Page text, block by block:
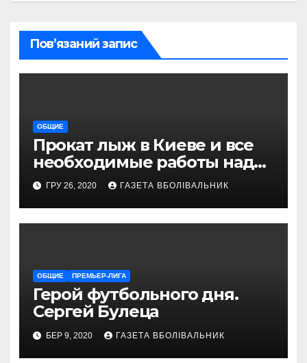
Пов’язаний запис
ОБЩИЕ
Прокат лыж в Киеве и все
необходимые работы над
снаряжением, которое
проводит магазин
«VELOPARK»
ГРУ 26, 2020 ГАЗЕТА ВБОЛІВАЛЬНИК
ОБЩИЕ ПРЕМЬЕР-ЛИГА
Герой футбольного дня.
Сергей Булеца
БЕР 9, 2020 ГАЗЕТА ВБОЛІВАЛЬНИК